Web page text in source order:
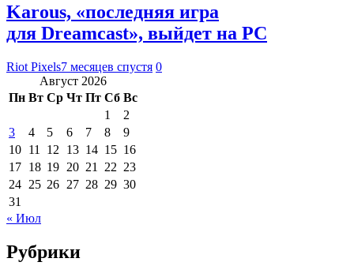
Karous, «последняя игра
для Dreamcast», выйдет на PC
Riot Pixels7 месяцев спустя 0
Август 2026
Пн Вт Ср Чт Пт Сб Вс
1
2
3
4 5 6 7 8
9
10 11 12 13 14 15 16
17 18 19 20 21 22 23
24 25 26 27 28 29 30
31
« Июл
Рубрики